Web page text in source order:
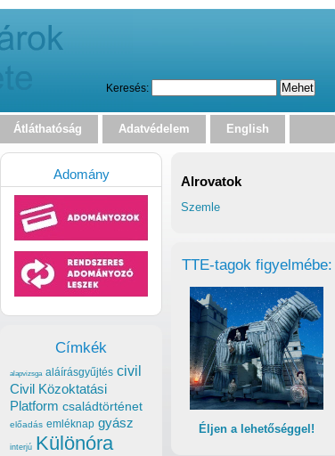
Keresés:
Átláthatóság Adatvédelem English
Alrovatok
Szemle
TTE-tagok figyelmébe:
Éljen a lehetőséggel!
Adomány
Címkék
alapvizsga aláírásgyűjtés civil
Civil Közoktatási
Platform családtörténet
előadás emléknap gyász
interjú Különóra